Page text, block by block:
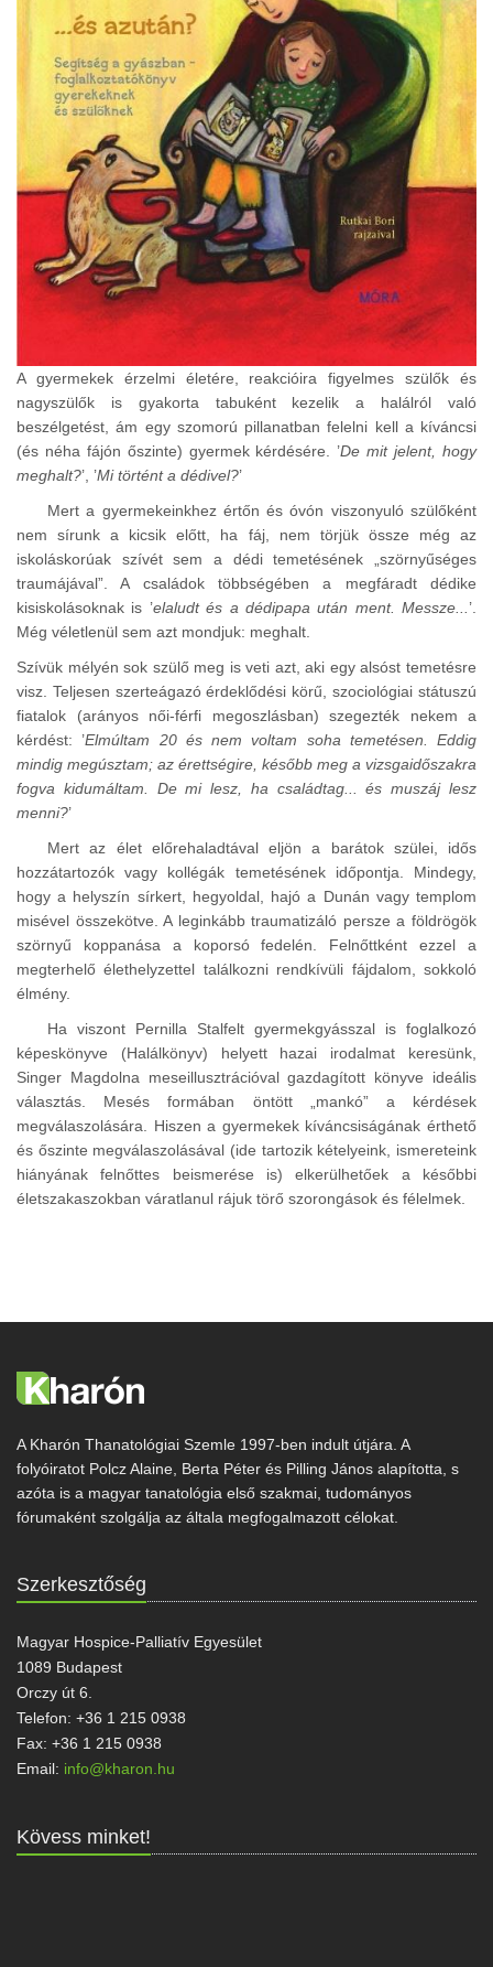
A gyermekek érzelmi életére, reakcióira figyelmes szülők és
nagyszülők is gyakorta tabuként kezelik a halálról való
beszélgetést, ám egy szomorú pillanatban felelni kell a kíváncsi
(és néha fájón őszinte) gyermek kérdésére. ’De mit jelent, hogy
meghalt?’, ’Mi történt a dédivel?’
Mert a gyermekeinkhez értőn és óvón viszonyuló szülőként
nem sírunk a kicsik előtt, ha fáj, nem törjük össze még az
iskoláskorúak szívét sem a dédi temetésének
szörnyűséges
traumájával
. A családok többségében a megfáradt dédike
kisiskolásoknak is ’elaludt és a dédipapa után ment. Messze... ’.
Még véletlenül sem azt mondjuk: meghalt.
Szívük mélyén sok szülő meg is veti azt, aki egy alsóst temetésre
visz. Teljesen szerteágazó érdeklődési körű, szociológiai státuszú
fiatalok (arányos női-férfi megoszlásban) szegezték nekem a
kérdést: ’Elmúltam 20 és nem voltam soha temetésen. Eddig
mindig megúsztam; az érettségire, később meg a vizsgaidőszakra
fogva kidumáltam. De mi lesz, ha családtag... és muszáj lesz
menni?’
Mert az élet előrehaladtával eljön a barátok szülei, idős
hozzátartozók vagy kollégák temetésének időpontja. Mindegy,
hogy a helyszín sírkert, hegyoldal, hajó a Dunán vagy templom
misével összekötve. A leginkább traumatizáló persze a földrögök
szörnyű koppanása a koporsó fedelén. Felnőttként ezzel a
megterhelő élethelyzettel találkozni rendkívüli fájdalom, sokkoló
élmény.
Ha viszont Pernilla Stalfelt gyermekgyásszal is foglalkozó
képeskönyve (Halálkönyv) helyett hazai irodalmat keresünk,
Singer Magdolna meseillusztrációval gazdagított könyve ideális
választás. Mesés formában öntött
mankó a kérdések
megválaszolására. Hiszen a gyermekek kíváncsiságának érthető
és őszinte megválaszolásával (ide tartozik kételyeink, ismereteink
hiányának felnőttes beismerése is) elkerülhetőek a későbbi
életszakaszokban váratlanul rájuk törő szorongások és félelmek.
A Kharón Thanatológiai Szemle 1997-ben indult útjára. A
folyóiratot Polcz Alaine, Berta Péter és Pilling János alapította, s
azóta is a magyar tanatológia első szakmai, tudományos
fórumaként szolgálja az általa megfogalmazott célokat.
Szerkesztőség
Magyar Hospice-Palliatív Egyesület
1089 Budapest
Orczy út 6.
Telefon: +36 1 215 0938
Fax: +36 1 215 0938
Email: info@kharon.hu
Kövess minket!